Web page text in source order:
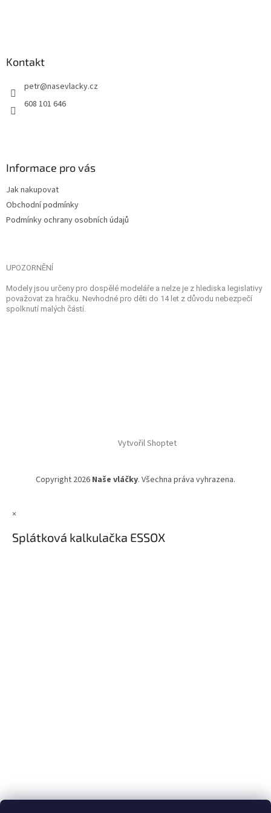
Kontakt
petr@nasevlacky.cz
608 101 646
Informace pro vás
Jak nakupovat
Obchodní podmínky
Podmínky ochrany osobních údajů
UPOZORNĚNÍ
Modely jsou určeny pro dospělé modeláře a nelze je z hlediska legislativy
považovat za hračku. Nevhodné pro děti do 14 let z důvodu nebezpečí
spolknutí malých částí.
Vytvořil Shoptet
Copyright 2026 Naše vláčky. Všechna práva vyhrazena.
×
Splátková kalkulačka ESSOX